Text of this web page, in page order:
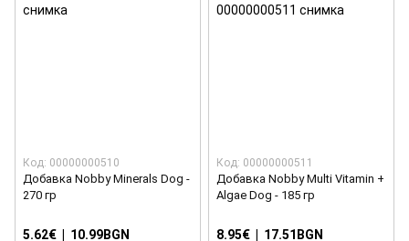
Код: 00000000510
Добавка Nobby Minerals Dog -
270 гр
5.62€ 10.99BGN
Код: 00000000511
Добавка Nobby Multi Vitamin +
Algae Dog - 185 гр
8.95€ 17.51BGN